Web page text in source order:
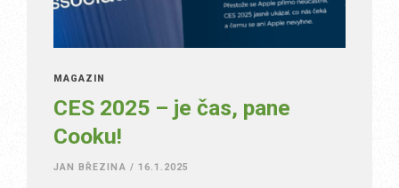
MAGAZÍN
CES 2025 – je čas, pane
Cooku!
JAN BŘEZINA / 16.1.2025